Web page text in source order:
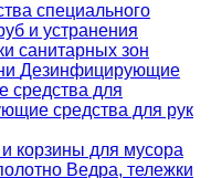
специального
и устранения
санитарных зон
Дезинфицирующие
для
средства для рук
корзины для мусора
Ведра, тележки